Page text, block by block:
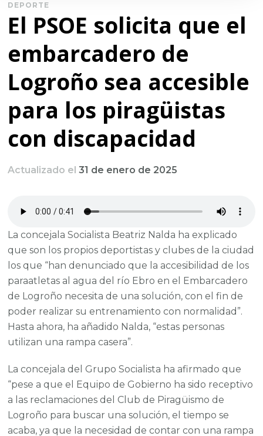
DEPORTE
El PSOE solicita que el
embarcadero de
Logroño sea accesible
para los piragüistas
con discapacidad
Actualizado el31 de enero de 2025
La concejala Socialista Beatriz Nalda ha explicado
que son los propios deportistas y clubes de la ciudad
los que “han denunciado que la accesibilidad de los
paraatletas al agua del río Ebro en el Embarcadero
de Logroño necesita de una solución, con el fin de
poder realizar su entrenamiento con normalidad”.
Hasta ahora, ha añadido Nalda, “estas personas
utilizan una rampa casera”.
La concejala del Grupo Socialista ha afirmado que
“pese a que el Equipo de Gobierno ha sido receptivo
a las reclamaciones del Club de Piragüismo de
Logroño para buscar una solución, el tiempo se
acaba, ya que la necesidad de contar con una rampa